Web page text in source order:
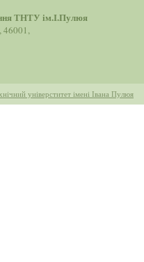
ТНТУ ім.І.Пулюя
46001,
універститет імені Івана Пулюя